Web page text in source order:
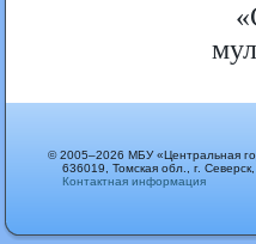
© 2005–2026 МБУ «Центральная
636019, Томская обл., г. Северск,
Контактная информация